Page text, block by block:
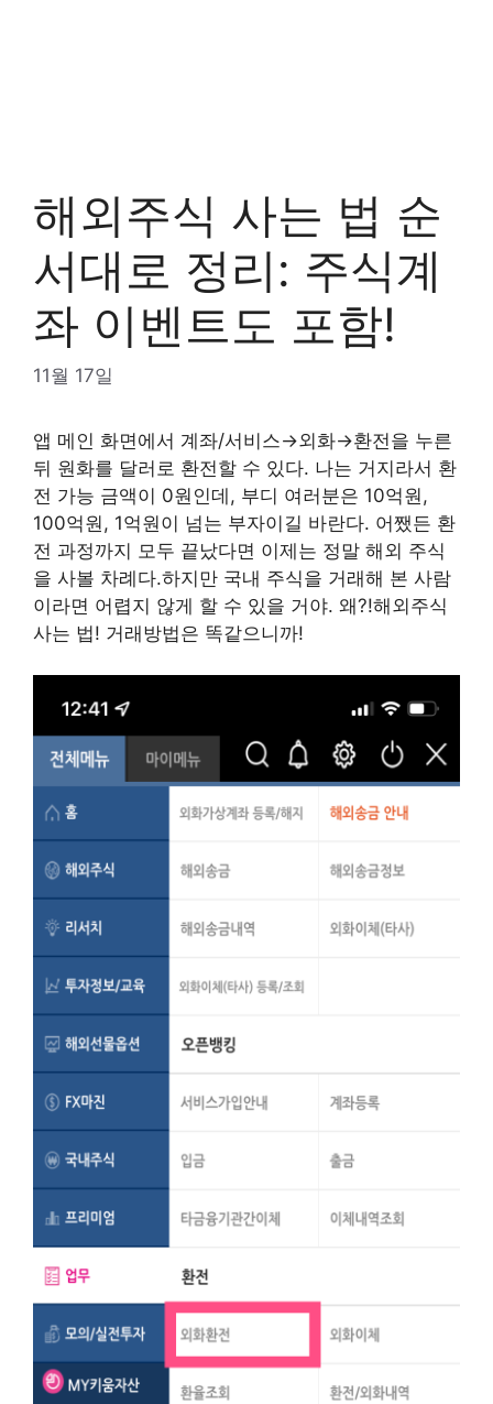
해외주식 사는 법 순
서대로 정리: 주식계
좌 이벤트도 포함!
11월 17일
앱 메인 화면에서 계좌/서비스→외화→환전을 누른
뒤 원화를 달러로 환전할 수 있다. 나는 거지라서 환
전 가능 금액이 0원인데, 부디 여러분은 10억원,
100억원, 1억원이 넘는 부자이길 바란다. 어쨌든 환
전 과정까지 모두 끝났다면 이제는 정말 해외 주식
을 사볼 차례다.하지만 국내 주식을 거래해 본 사람
이라면 어렵지 않게 할 수 있을 거야. 왜?!해외주식
사는 법! 거래방법은 똑같으니까!